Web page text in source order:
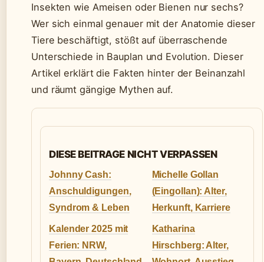
Insekten wie Ameisen oder Bienen nur sechs?
Wer sich einmal genauer mit der Anatomie dieser
Tiere beschäftigt, stößt auf überraschende
Unterschiede in Bauplan und Evolution. Dieser
Artikel erklärt die Fakten hinter der Beinanzahl
und räumt gängige Mythen auf.
DIESE BEITRAGE NICHT VERPASSEN
Johnny Cash:
Anschuldigungen,
Syndrom & Leben
Michelle Gollan
(Eingollan): Alter,
Herkunft, Karriere
Kalender 2025 mit
Ferien: NRW,
Katharina
Hirschberg: Alter,